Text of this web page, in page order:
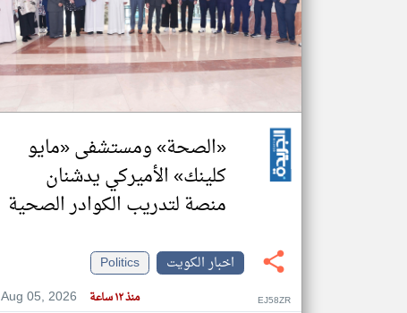
«الصحة» ومستشفى «مايو
كلينك» الأميركي يدشنان
منصة لتدريب الكوادر الصحية
اخبار الكويت
Politics
Aug 05, 2026
منذ ١٢ ساعة EJ58ZR